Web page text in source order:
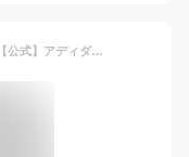
【ポイント20倍 11/01 00:00～23:59】 【公式】アディダス adidas 返品可 ランニング GLX 6 パフォーマンス メンズ シューズ・靴 スニーカー 黒 ブラック GW4138 ランニングシューズ 【PT】